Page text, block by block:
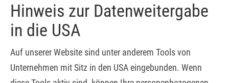
Hinweis zur Datenweitergabe
in die USA
Auf unserer Website sind unter anderem Tools von
Unternehmen mit Sitz in den USA eingebunden. Wenn